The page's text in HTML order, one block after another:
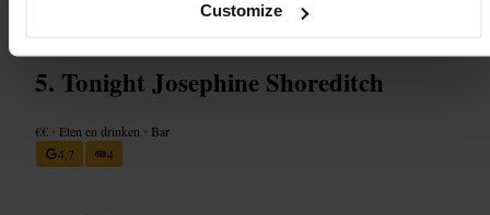
Customize
http://www.theoldbluelast.com/
Tonight Josephine Shoreditch
€€ • Eten en drinken • Bar
4,7
4